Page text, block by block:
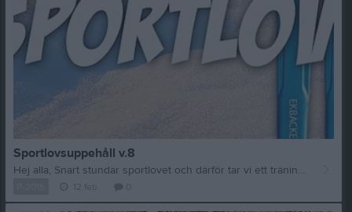
Sportlovsuppehåll v.8
Hej alla, Snart stundar sportlovet och därför tar vi ett träningsuppehåll under v.8. Nya träningstider gäller från v.9 och mer information om vad som gäller för dessa kommer på föräldramötet kl. 19.00 den 12/2. Ta hand om er! // Lina och ledargänget